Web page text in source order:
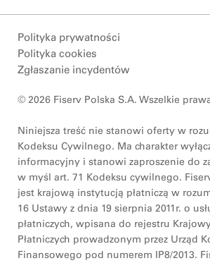
Polityka prywatności
Polityka cookies
Zgłaszanie incydentów
© 2026 Fiserv Polska S.A. Wszelkie
Niniejsza treść nie stanowi oferty w
Kodeksu Cywilnego. Ma charakter
informacyjny i stanowi zaproszenie do
w myśl art. 71 Kodeksu cywilnego.
jest krajową instytucją płatniczą w
16 Ustawy z dnia 19 sierpnia 2011r. o
płatniczych, wpisana do rejestru
Płatniczych prowadzonym przez Urząd
Finansowego pod numerem IP8/2013.